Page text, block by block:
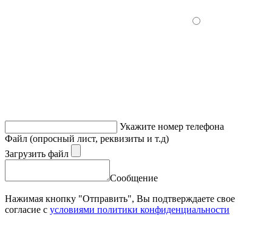
Укажите номер телефона
Файл (опросный лист, реквизиты и т.д)
Загрузить файл
Сообщение
Нажимая кнопку "Отправить", Вы подтверждаете свое
согласие с условиями политики конфиденциальности